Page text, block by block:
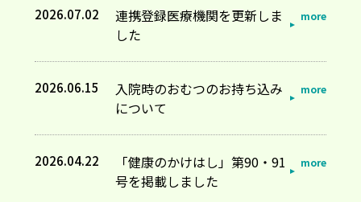
2026.07.02
連携登録医療機関を更新しま
した
2026.06.15
入院時のおむつのお持ち込み
について
2026.04.22
「健康のかけはし」第90・91
号を掲載しました